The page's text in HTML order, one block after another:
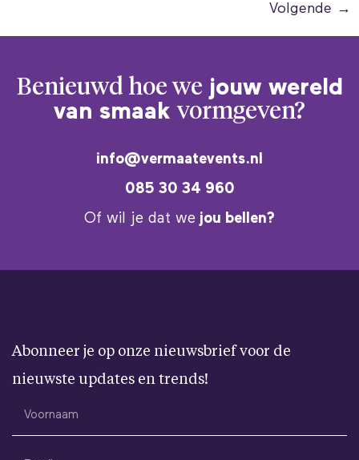
Volgende →
Benieuwd hoe we jouw wereld
van smaakvormgeven?
info@vermaatevents.nl
085 30 34 960
Of wil je dat we jou bellen?
Abonneer je op onze nieuwsbrief voor de
nieuwste updates en trends!